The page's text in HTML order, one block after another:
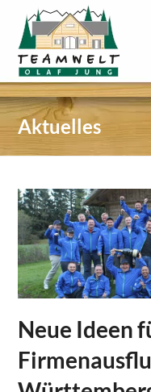
Aktuelles
Neue Ideen